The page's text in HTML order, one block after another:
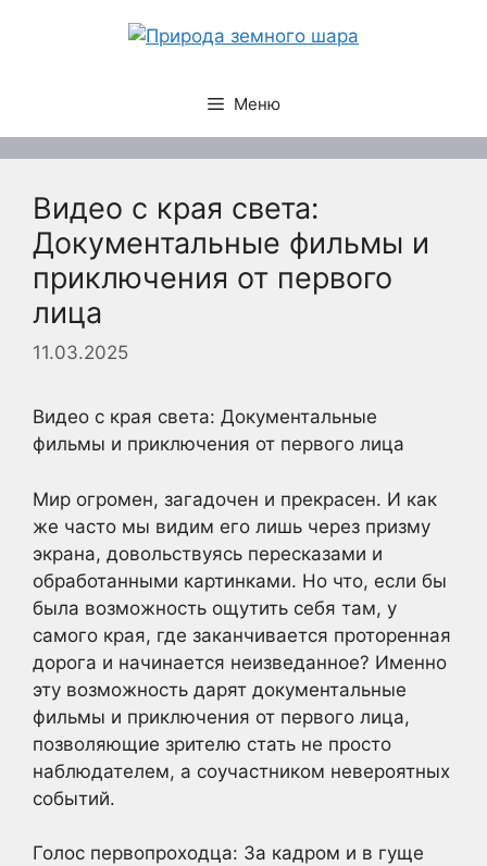
Меню
Видео с края света:
Документальные фильмы и
приключения от первого
лица
11.03.2025
Видео с края света: Документальные
фильмы и приключения от первого лица
Мир огромен, загадочен и прекрасен. И как
же часто мы видим его лишь через призму
экрана, довольствуясь пересказами и
обработанными картинками. Но что, если бы
была возможность ощутить себя там, у
самого края, где заканчивается проторенная
дорога и начинается неизведанное? Именно
эту возможность дарят документальные
фильмы и приключения от первого лица,
позволяющие зрителю стать не просто
наблюдателем, а соучастником невероятных
событий.
Голос первопроходца: За кадром и в гуще